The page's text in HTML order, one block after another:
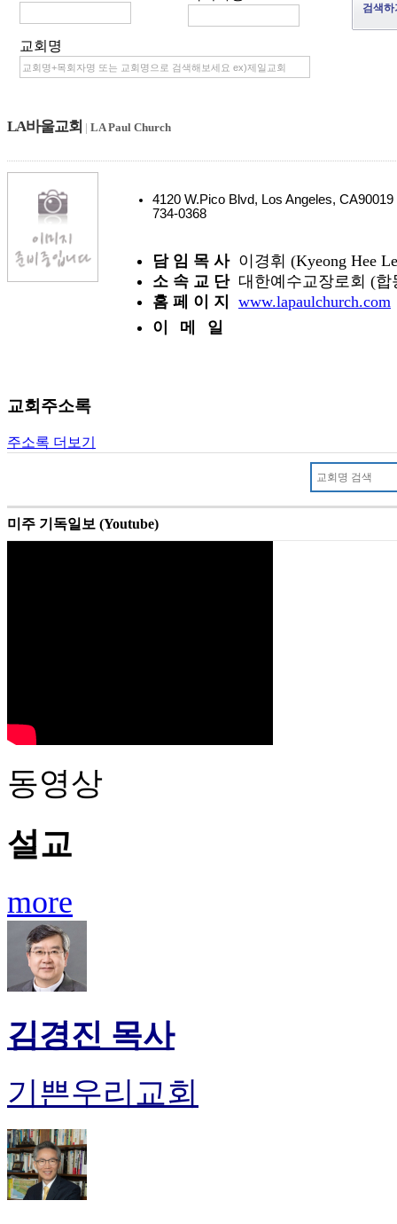
교회명
LA바울교회 | LA Paul Church
4120 W.Pico Blvd, Los Angeles,
734-0368
담 임 목 사 이경휘 (Kyeong Hee
소 속 교 단 대한예수교장로회 (합
홈 페 이 지
www.lapaulchurch.com
이 메 일
교회주소록
주소록 더보기
미주 기독일보 (Youtube)
동영상
설교
more
김경진 목사
기쁜우리교회